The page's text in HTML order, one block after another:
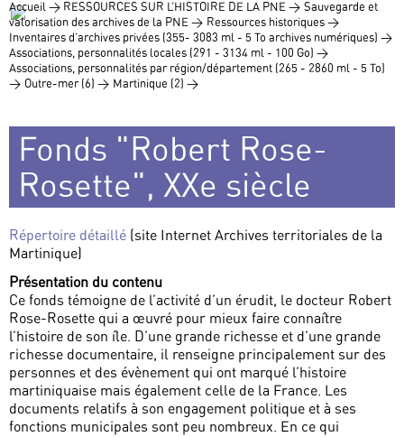
Accueil > RESSOURCES SUR L’HISTOIRE DE LA PNE > Sauvegarde et
valorisation des archives de la PNE > Ressources historiques >
Inventaires d’archives privées (355- 3083 ml - 5 To archives numériques) >
Associations, personnalités locales (291 - 3134 ml - 100 Go) >
Associations, personnalités par région/département (265 - 2860 ml - 5 To)
> Outre-mer (6) > Martinique (2) >
Fonds "Robert Rose-
Rosette", XXe siècle
Répertoire détaillé (site Internet Archives territoriales de la
Martinique)
Présentation du contenu
Ce fonds témoigne de l’activité d’un érudit, le docteur Robert
Rose-Rosette qui a œuvré pour mieux faire connaître
l’histoire de son île. D’une grande richesse et d’une grande
richesse documentaire, il renseigne principalement sur des
personnes et des évènement qui ont marqué l’histoire
martiniquaise mais également celle de la France. Les
documents relatifs à son engagement politique et à ses
fonctions municipales sont peu nombreux. En ce qui